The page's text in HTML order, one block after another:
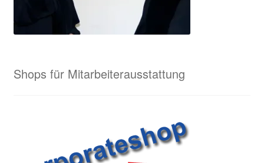
Shops für Mitarbeiterausstattung